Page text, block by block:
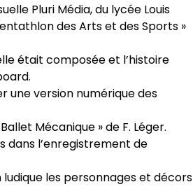
Pluri Média, du lycée Louis
des Arts et des Sports »
était composée et l’histoire
une version numérique des
Mécanique » de F. Léger.
dans l’enregistrement de
les personnages et décors